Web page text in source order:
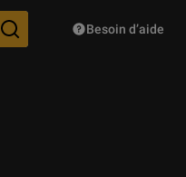
Des suggestions de
Besoin d’aide